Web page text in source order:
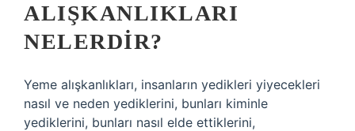
ALIŞKANLIKLARI
NELERDIR?
Yeme alışkanlıkları, insanların yedikleri yiyecekleri
nasıl ve neden yediklerini, bunları kiminle
yediklerini, bunları nasıl elde ettiklerini,